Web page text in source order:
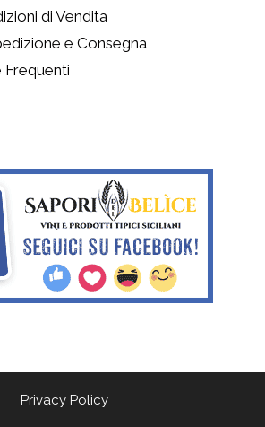
di Vendita
e Consegna
Frequenti
Privacy Policy